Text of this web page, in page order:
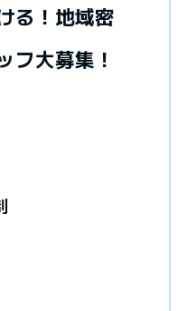
る！地域密
フ大募集！